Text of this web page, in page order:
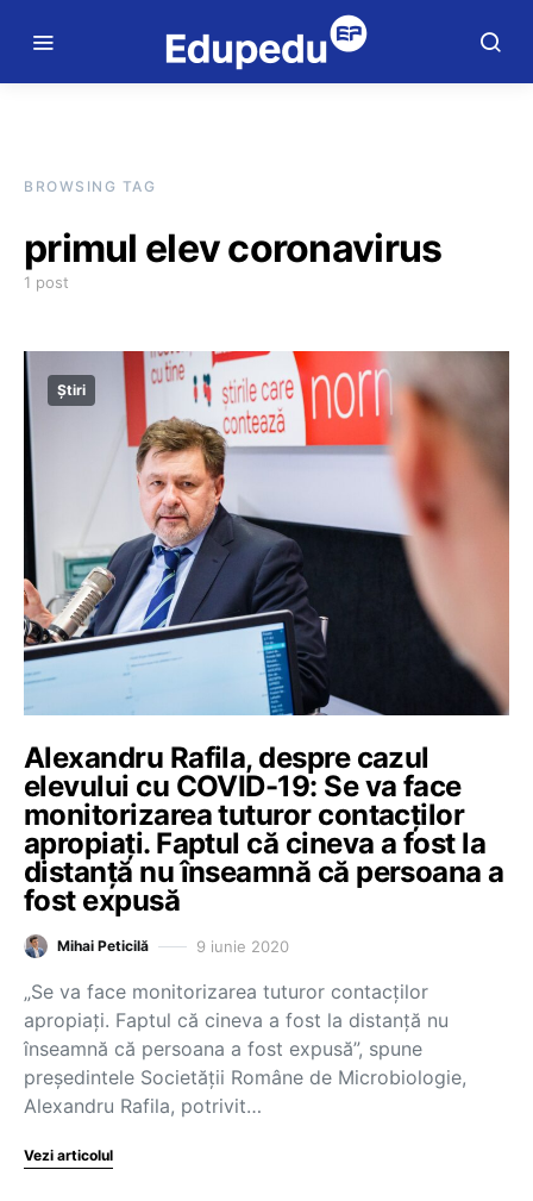
BROWSING TAG
primul elev coronavirus
1 post
Știri
Alexandru Rafila, despre cazul
elevului cu COVID-19: Se va face
monitorizarea tuturor contacților
apropiați. Faptul că cineva a fost la
distanță nu înseamnă că persoana a
fost expusă
Mihai Peticilă 9 iunie 2020
„Se va face monitorizarea tuturor contacților
apropiați. Faptul că cineva a fost la distanță nu
înseamnă că persoana a fost expusă”, spune
președintele Societății Române de Microbiologie,
Alexandru Rafila, potrivit…
Vezi articolul